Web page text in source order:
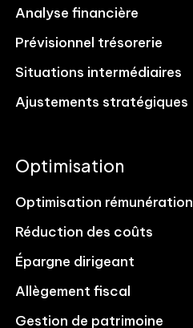
Analyse financière
Prévisionnel trésorerie
Situations intermédiaires
Ajustements stratégiques
Optimisation
Optimisation rémunération
Réduction des coûts
Épargne dirigeant
Allègement fiscal
Gestion de patrimoine